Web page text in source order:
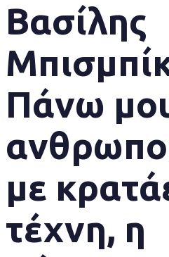
Βασίλης
Πάνω
με
τέχνη, η